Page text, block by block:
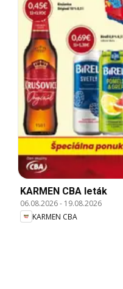
KARMEN CBA leták
06.08.2026- 19.08.2026
KARMEN CBA